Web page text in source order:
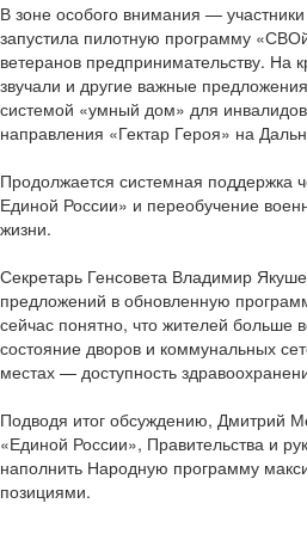
В зоне особого внимания —
запустила пилотную программу
ветеранов предпринимательству. На
звучали и другие важные
системой «умный дом» для
направления «Гектар Героя» на
Продолжается системная поддержка
Единой России» и переобучение
жизни.
Секретарь Генсовета Владимир
предложений в обновленную
сейчас понятно, что жителей больше
состояние дворов и коммунальных
местах — доступность
Подводя итог обсуждению, Дмитрий
«Единой России», Правительства и
наполнить Народную программу
позициями.